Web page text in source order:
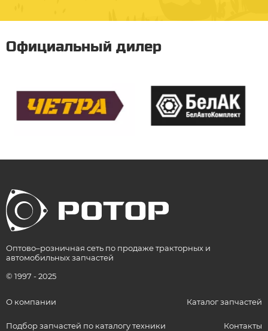
Официальный дилер
Оптово–розничная сеть по продаже тракторных и
автомобильных запчастей
© 1997 - 2025
О компании Каталог запчастей
Подбор запчастей по каталогу техники Контакты